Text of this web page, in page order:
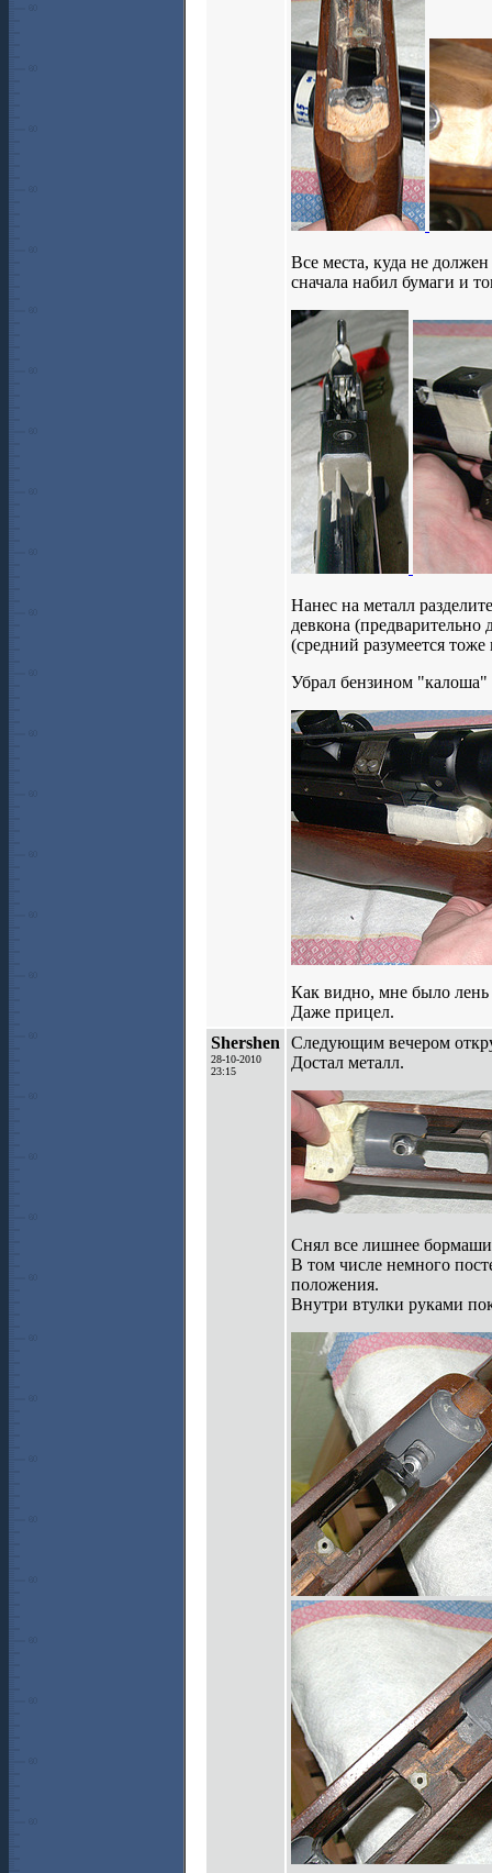
Все места, куда не
сначала набил бумаги и
Нанес на металл
девкона
(средний разумеется тоже
Убрал бензином "калоша"
Как видно, мне было лень
Даже прицел.
Shershen
28-10-2010
23:15
Следующим вечером
Достал металл.
Снял все лишнее
В том числе немного
положения.
Внутри втулки руками